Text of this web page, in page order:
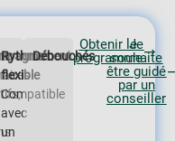
Rythme
flexible
Compatible
avec
un
Débouchés
Obtenir le
programme
Je
souhaite
être guidé
par un
conseiller